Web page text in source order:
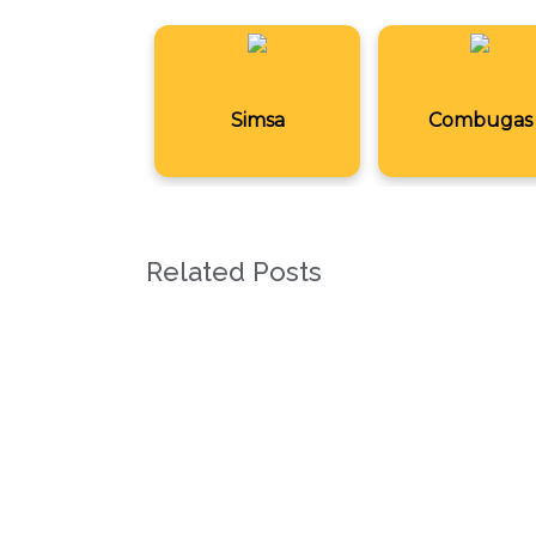
Simsa Combugas
Related Posts